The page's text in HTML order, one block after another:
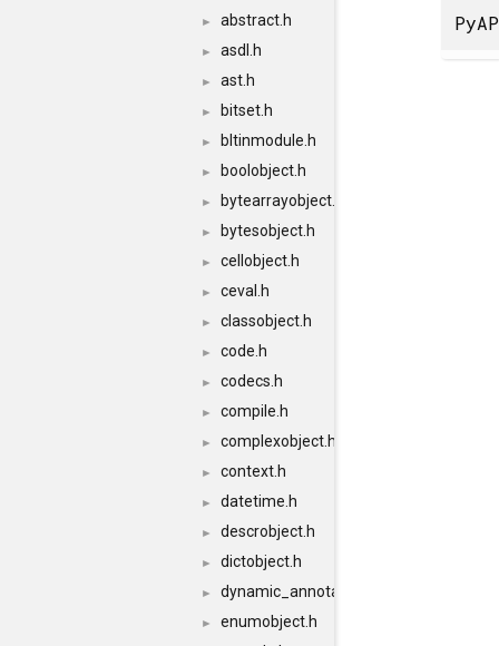
► abstract.h
► asdl.h
► ast.h
► bitset.h
► bltinmodule.h
► boolobject.h
► bytearrayobject.h
► bytesobject.h
► cellobject.h
► ceval.h
► classobject.h
► code.h
► codecs.h
► compile.h
► complexobject.h
► context.h
► datetime.h
► descrobject.h
► dictobject.h
► dynamic_annotations.h
►
enumobject.h